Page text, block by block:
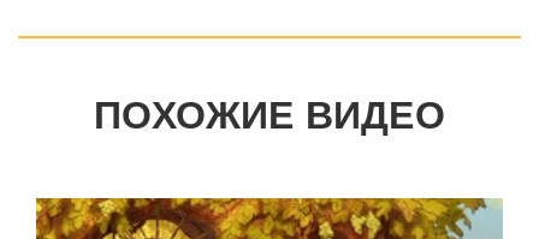
ПОХОЖИЕ ВИДЕО